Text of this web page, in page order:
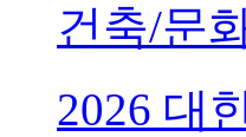
건축/문
2026 대